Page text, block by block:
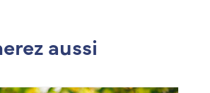
aussi